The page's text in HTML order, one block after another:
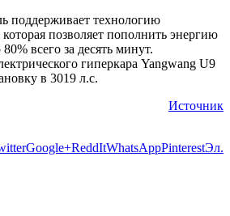
поддерживает технологию
позволяет пополнить энергию
всего за десять минут.
гиперкара Yangwang U9
в 3019 л.с.
Источник
Google+ReddItWhatsAppPinterestЭл.